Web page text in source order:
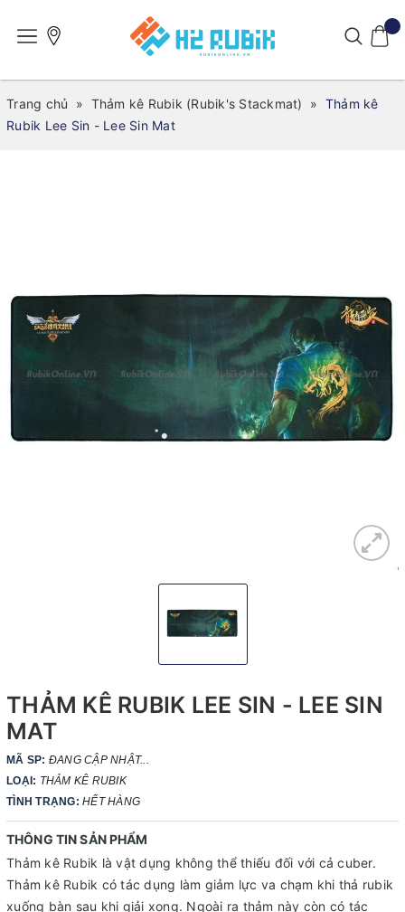
Trang chủ » Thảm kê Rubik (Rubik's Stackmat) » Thảm kê
Rubik Lee Sin - Lee Sin Mat
THẢM KÊ RUBIK LEE SIN - LEE SIN
MAT
MÃ SP: ĐANG CẬP NHẬT...
LOẠI: THẢM KÊ RUBIK
TÌNH TRẠNG: HẾT HÀNG
THÔNG TIN SẢN PHẨM
Thảm kê Rubik là vật dụng không thể thiếu đối với cả cuber.
Thảm kê Rubik có tác dụng làm giảm lực va chạm khi thả rubik
xuống bàn sau khi giải xong. Ngoài ra thảm này còn có tác